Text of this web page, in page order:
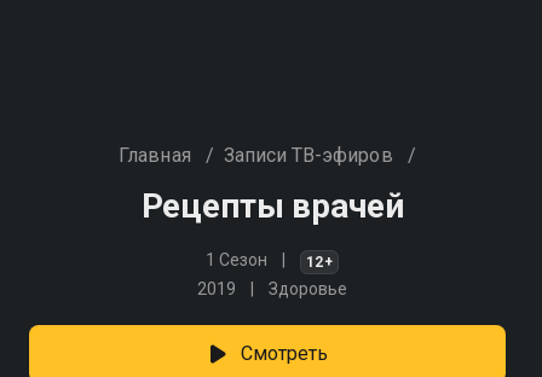
Главная / Записи ТВ-эфиров /
Рецепты врачей
1 Сезон 12+
2019 Здоровье
Смотреть